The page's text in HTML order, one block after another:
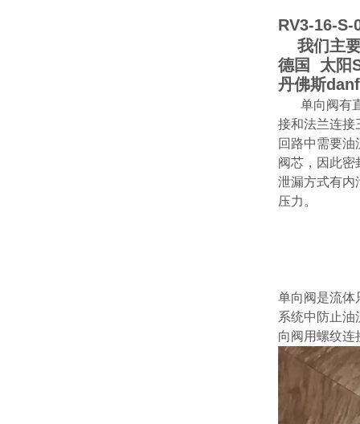
RV3-16-S-
我们主要
德国 太阳
丹佛斯
单向阀有
接和法兰连接
回路中需要
阀芯，因此密
泄漏方式有内
压力。
单向阀是流体
系统中防止油
向阀用螺纹连